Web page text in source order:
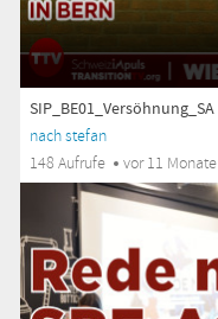
SIP_BE01_Versöhnung_SA
nach stefan
148 Aufrufe
vor 11 Monate